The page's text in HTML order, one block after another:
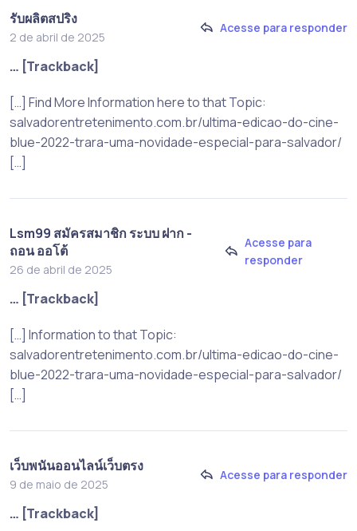
รับผลิตสปริง
2 de abril de 2025
Acesse para responder
… [Trackback]
[…] Find More Information here to that Topic:
salvadorentretenimento.com.br/ultima-edicao-do-cine-
blue-2022-trara-uma-novidade-especial-para-salvador/
[…]
Lsm99 สมัครสมาชิก ระบบ ฝาก -
ถอน ออโต้
26 de abril de 2025
Acesse para
responder
… [Trackback]
[…] Information to that Topic:
salvadorentretenimento.com.br/ultima-edicao-do-cine-
blue-2022-trara-uma-novidade-especial-para-salvador/
[…]
เว็บพนันออนไลน์เว็บตรง
9 de maio de 2025
Acesse para responder
… [Trackback]